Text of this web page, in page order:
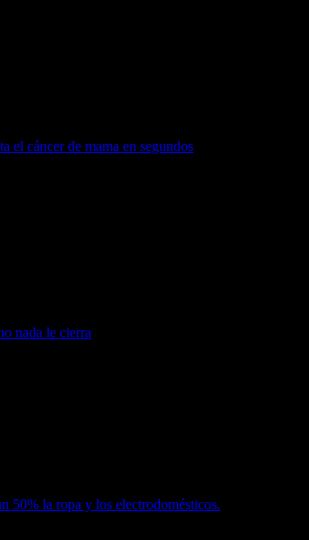
el cáncer de mama en segundos
nada le cierra
50% la ropa y los electrodomésticos.